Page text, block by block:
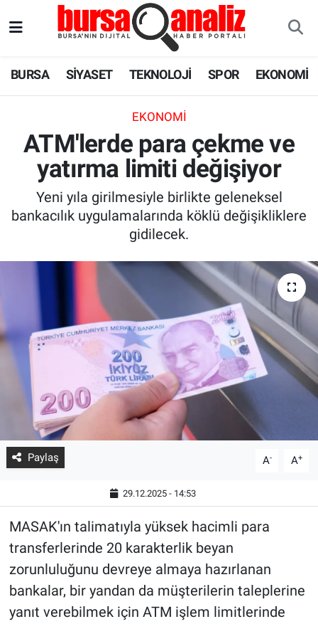
BURSA SİYASET TEKNOLOJİ SPOR EKONOMİ
EKONOMI
ATM'lerde para çekme ve
yatırma limiti değişiyor
Yeni yıla girilmesiyle birlikte geleneksel
bankacılık uygulamalarında köklü değişikliklere
gidilecek.
Paylaş A- A+
29.12.2025 - 14:53
MASAK'ın talimatıyla yüksek hacimli para
transferlerinde 20 karakterlik beyan
zorunluluğunu devreye almaya hazırlanan
bankalar, bir yandan da müşterilerin taleplerine
yanıt verebilmek için ATM işlem limitlerinde
SPOR
EKONOMİ
Süper Lig Puan Durumu ve Fikstür
Tüm Manşetler
Son Dakika Haberleri